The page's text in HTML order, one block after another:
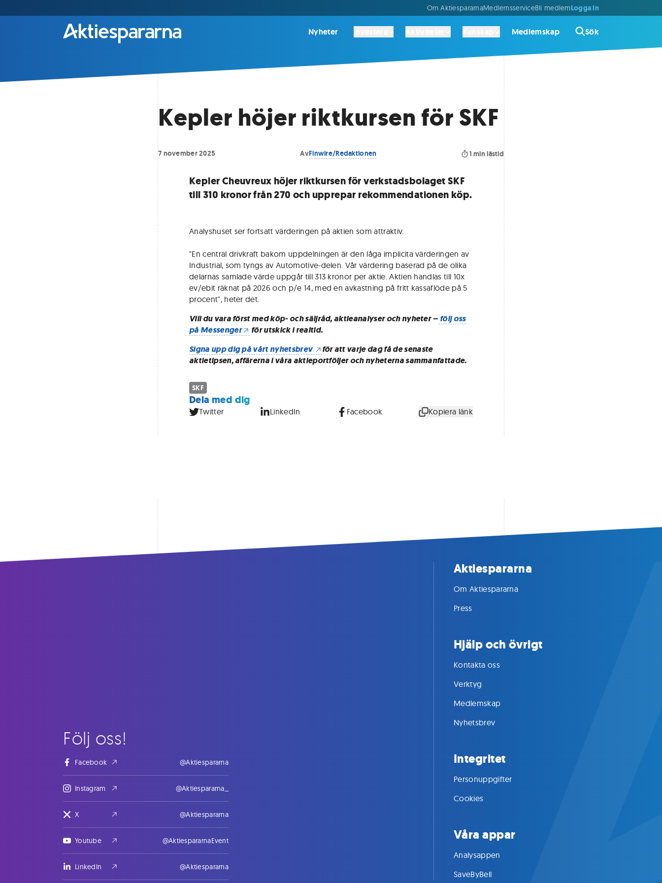
Om AktiespararnaMedlemsserviceBli medlemLogga in
Nyheter Medlemskap Sök
Kepler höjer riktkursen för SKF
7 november 2025 AvFinwire/Redaktionen 1 min lästid
Kepler Cheuvreux höjer riktkursen för verkstadsbolaget SKF
till 310 kronor från 270 och upprepar rekommendationen köp.
Analyshuset ser fortsatt värderingen på aktien som attraktiv.
"En central drivkraft bakom uppdelningen är den låga implicita värderingen av
Industrial, som tyngs av Automotive-delen. Vår värdering baserad på de olika
delarnas samlade värde uppgår till 313 kronor per aktie. Aktien handlas till 10x
ev/ebit räknat på 2026 och p/e 14, med en avkastning på fritt kassaflöde på 5
procent", heter det.
Vill du vara först med köp- och säljråd, aktieanalyser och nyheter – följ oss
på Messenger
för utskick i realtid.
Signa upp dig på vårt nyhetsbrev
för att varje dag få de senaste
aktietipsen, affärerna i våra aktieportföljer och nyheterna sammanfattade.
SKF
Dela med dig
Twitter LinkedIn Facebook Kopiera länk
Följ oss!
Facebook @Aktiespararna
Instagram @Aktiespararna_
X @Aktiespararna
Youtube @AktiespararnaEvent
LinkedIn @Aktiespararna
Aktiespararna
Om Aktiespararna
Press
Hjälp och övrigt
Kontakta oss
Verktyg
Medlemskap
Nyhetsbrev
Integritet
Personuppgifter
Cookies
Våra appar
Analysappen
SaveByBell